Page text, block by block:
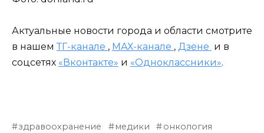
Актуальные новости города и области смотрите
в нашем ТГ-канале , МАХ-канале , Дзене и в
соцсетях «Вконтакте» и «Одноклассники».
здравоохранение медики
онкология